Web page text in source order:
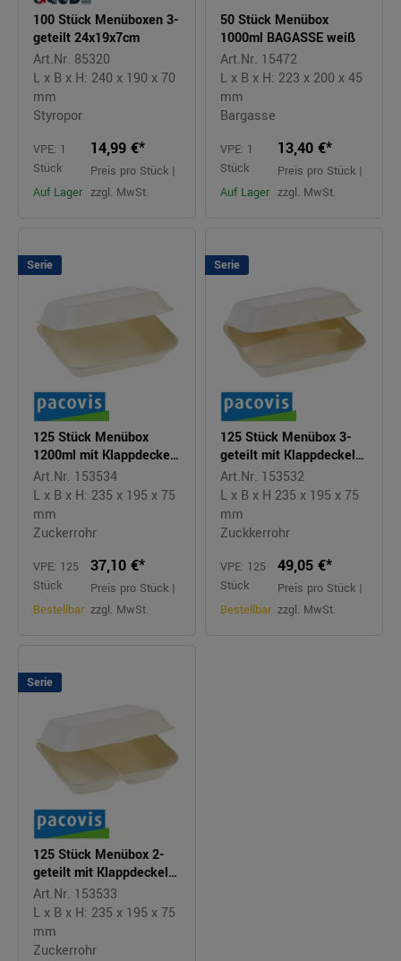
100 Stück Menüboxen 3-
geteilt 24x19x7cm
Art.Nr. 85320
L x B x H: 240 x 190 x 70
mm
Styropor
VPE: 1
Stück
Auf Lager
14,99 €*
Preis pro Stück |
zzgl. MwSt.
50 Stück Menübox
1000ml BAGASSE weiß
Art.Nr. 15472
L x B x H: 223 x 200 x 45
mm
Bargasse
VPE: 1
Stück
Auf Lager
13,40 €*
Preis pro Stück |
zzgl. MwSt.
Serie
125 Stück Menübox
1200ml mit Klappdeckel
NATURESSE weiß
Art.Nr. 153534
L x B x H: 235 x 195 x 75
mm
Zuckerrohr
VPE: 125
Stück
Bestellbar
37,10 €*
Preis pro Stück |
zzgl. MwSt.
Serie
125 Stück Menübox 3-
geteilt mit Klappdeckel
NATURESSE weiß
Art.Nr. 153532
L x B x H 235 x 195 x 75
mm
Zuckkerrohr
VPE: 125
Stück
Bestellbar
49,05 €*
Preis pro Stück |
zzgl. MwSt.
Serie
125 Stück Menübox 2-
geteilt mit Klappdeckel
NATURESSE weiß
Art.Nr. 153533
L x B x H: 235 x 195 x 75
mm
Zuckerrohr